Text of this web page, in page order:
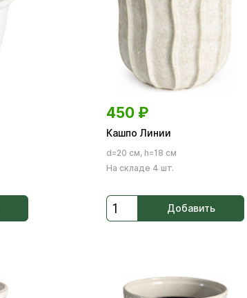
450 ₽
Кашпо Линии
d=20 см, h=18 см
На складе 4 шт.
Добавить